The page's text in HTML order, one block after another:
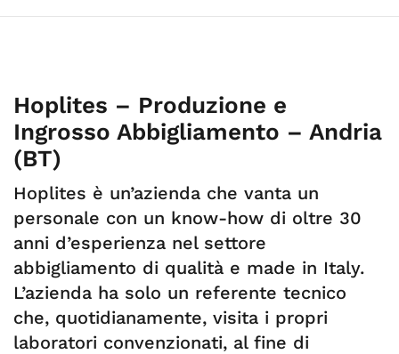
Hoplites – Produzione e
Ingrosso Abbigliamento – Andria
(BT)
Hoplites è un’azienda che vanta un
personale con un know-how di oltre 30
anni d’esperienza nel settore
abbigliamento di qualità e made in Italy.
L’azienda ha solo un referente tecnico
che, quotidianamente, visita i propri
laboratori convenzionati, al fine di